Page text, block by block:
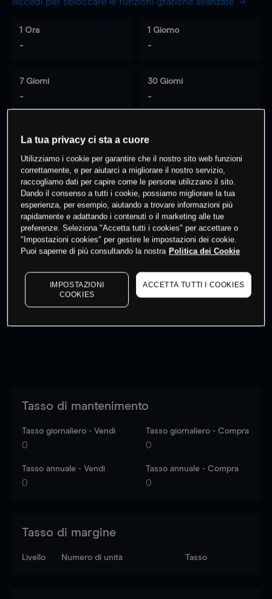
1 Ora
-
1 Giorno
-
7 Giorni
-
30 Giorni
-
% dei clienti hanno posizioni
questo prodotto
Fai trading
I prezzi sono solo indicativi. Accediper vedere gli ultimi
dati di mercato
to see latest market data
Tasso di mantenimento
Tasso giornaliero - Vendi
0
Tasso giornaliero - Compra
0
Tasso annuale - Vendi
0
Tasso annuale - Compra
0
Tasso di margine
Livello Numero di unità Tasso
La tua privacy ci sta a cuore
Utilizziamo i cookie per garantire che il nostro sito web funzioni
correttamente, e per aiutarci a migliorare il nostro servizio,
raccogliamo dati per capire come le persone utilizzano il sito.
Dando il consenso a tutti i cookie, possiamo migliorare la tua
esperienza, per esempio, aiutando a trovare informazioni più
rapidamente e adattando i contenuti o il marketing alle tue
preferenze. Seleziona "Accetta tutti i cookies" per accettare o
"Impostazioni cookies" per gestire le impostazioni dei cookie.
Puoi saperne di più consultando la nostra Politica dei Cookie
IMPOSTAZIONI
COOKIES
ACCETTA TUTTI I COOKIES